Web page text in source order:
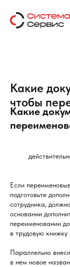
Какие
чтобы
Какие
Если
подготовьте
сотрудника,
основании
переименовании
в трудовую книжку
Параллельно
в нем новое